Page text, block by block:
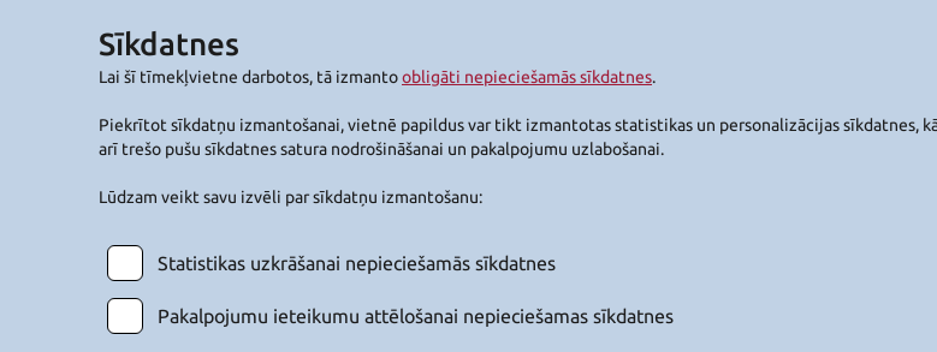
Sīkdatnes
Lai šī tīmekļvietne darbotos, tā izmantoobligāti nepieciešamās sīkdatnes.
Piekrītot sīkdatņu izmantošanai, vietnē papildus var tikt izmantotas statistikas un personalizācijas sīkdatnes,
arī trešo pušu sīkdatnes satura nodrošināšanai un pakalpojumu uzlabošanai.
Lūdzam veikt savu izvēli par sīkdatņu izmantošanu:
Statistikas uzkrāšanai nepieciešamās sīkdatnes
Pakalpojumu ieteikumu attēlošanai nepieciešamas sīkdatnes